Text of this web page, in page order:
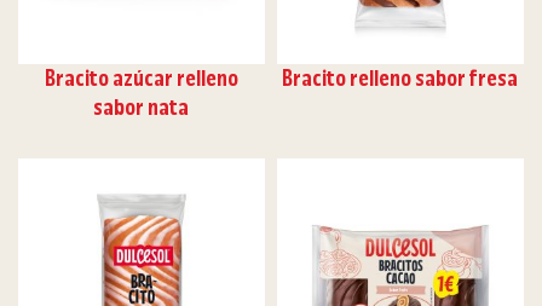
Bracito azúcar relleno
sabor nata
Bracito relleno sabor fresa